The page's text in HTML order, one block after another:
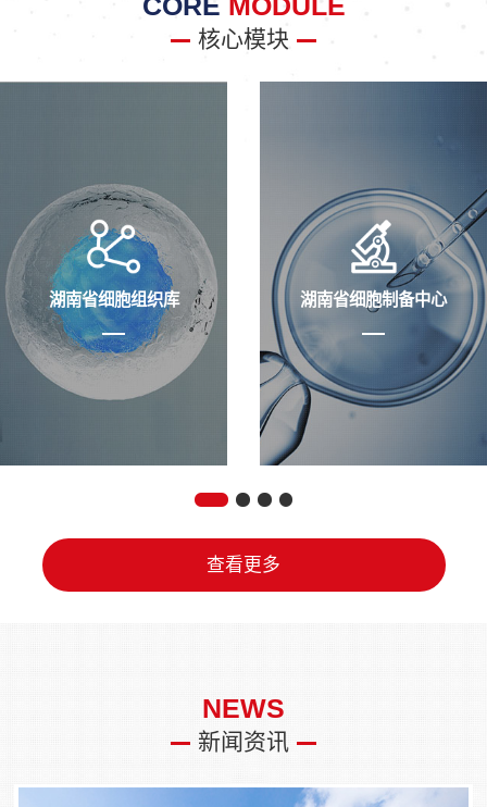
核心模块
湖南省细胞组织库 湖南省细胞制备中心
查看更多
NEWS
新闻资讯